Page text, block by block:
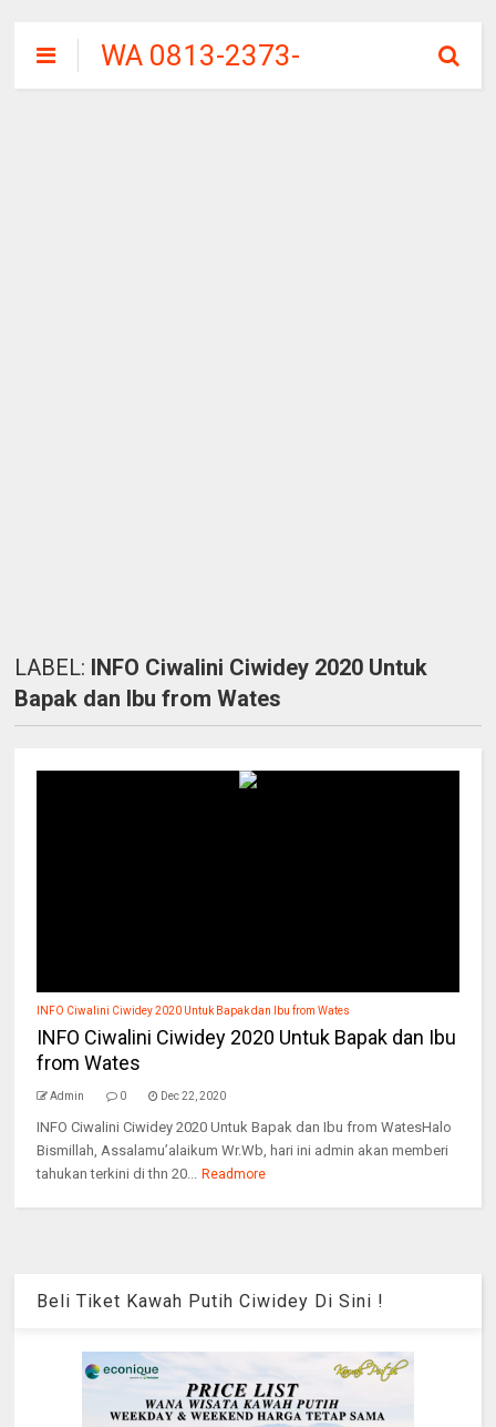
WA 0813-2373-
9973 | WALINI
LABEL: INFO Ciwalini Ciwidey 2020 Untuk
Bapak dan Ibu from Wates
INFO Ciwalini Ciwidey 2020 Untuk Bapak dan Ibu from Wates
INFO Ciwalini Ciwidey 2020 Untuk Bapak dan Ibu
from Wates
Admin 0 Dec 22, 2020
INFO Ciwalini Ciwidey 2020 Untuk Bapak dan Ibu from WatesHalo
Bismillah, Assalamu’alaikum Wr.Wb, hari ini admin akan memberi
tahukan terkini di thn 20... Readmore
Beli Tiket Kawah Putih Ciwidey Di Sini !